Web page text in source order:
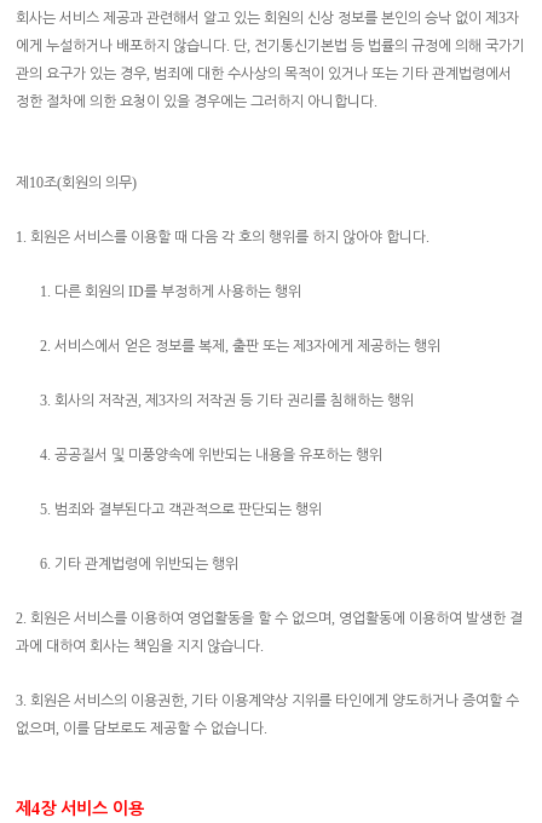
회사는 서비스 제공과 관련해서 알고 있는 회원의 신상 정보를 본인의 승낙 없이 제3자
에게 누설하거나 배포하지 않습니다. 단, 전기통신기본법 등 법률의 규정에 의해 국가기
관의 요구가 있는 경우, 범죄에 대한 수사상의 목적이 있거나 또는 기타 관계법령에서
정한 절차에 의한 요청이 있을 경우에는 그러하지 아니합니다.
제 10조(회원의 의무)
1.회원은 서비스를 이용할 때 다음 각 호의 행위를 하지 않아야 합니다.
1. 다른 회원의ID를 부정하게 사용하는 행위
2.서비스에서 얻은 정보를 복제 ,출판 또는 제3자에게 제공하는 행위
3.회사의 저작권,제3자의 저작권 등 기타 권리를 침해하는 행위
4.공공질서 및 미풍양속에 위반되는 내용을 유포하는 행위
5. 범죄와 결부된다고 객관적으로 판단되는 행위
6. 기타 관계법령에 위반되는 행위
2.회원은 서비스를 이용하여 영업활동을 할 수 없으며 , 영업활동에 이용하여 발생한 결
과에 대하여 회사는 책임을 지지 않습니다.
3.회원은 서비스의 이용권한, 기타 이용계약상 지위를 타인에게 양도하거나 증여할 수
없으며 , 이를 담보로도 제공할 수 없습니다.
제4장 서비스 이용